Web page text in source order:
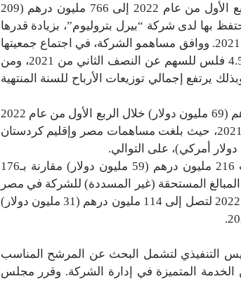
وصلت السيولة النقدية والأرصدة المصرفية للمجموعة في نهاية الربع الأول من عام 2022 إلى 766 مليون درهم (209
260 مليون درهم (71 مليون دولار) محتفظ بها لدى شركة “بيرل بتروليوم”، بزيادة قدرها
13٪ مقارنة بـ678 مليون درهم (185 مليون دولار) بنهاية السنة المالية 2021. ووافق مساهمو الشركة، في اجتماع جمعيتها
العمومية المنعقد في 21 أبريل 2022، على توزيع أرباح نقدية قدرها 4.5 فلس للسهم عن النصف الثاني من 2021، ومن
للمساهمين بتاريخ 19 مايو الجاري. وبذلك يرتفع إجمالي توزيعات الأرباح للسنة المنتهية
وبلغ إجمالي الدفعات النقدية التي استلمتها المجموعة 253 مليون درهم (69 مليون دولار) خلال الربع الأول من عام 2022
مقارنة بـ 213 مليون درهم (58 مليون دولار) في الربع الأول من عام 2021، حيث بلغت مساهمات مصر وإقليم كردستان
أما المبالغ المستحقة للشركة في إقليم كردستان العراق، فقد بلغت 216 مليون درهم (59 مليون دولار) مقارنة بـ176
دولار) في الربع الأول من عام 2021. وشهدت المبالغ المستحقة (غير المسددة) للشركة في مصر
تحسناً كبيراً؛ حيث انخفضت هذه المبالغ في نهاية الربع الأول من عام 2022 لتصل إلى 114 مليون درهم (31 مليون دولار)
التنفيذي لتشمل البحث عن المرشح المناسب
ألمان وارد الذي سيكمل بنجاح 10 سنوات من الخدمة المتميزة في إدارة الشركة. وقرر مجلس